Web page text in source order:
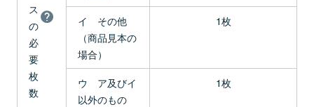
ス
の
必
要
枚
数
イ その他
（商品見本の
場合）
1枚
ウ ア及びイ
以外のもの
1枚